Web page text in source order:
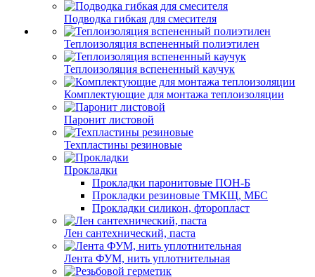
Подводка гибкая для смесителя
Теплоизоляция вспененный полиэтилен
Теплоизоляция вспененный каучук
Комплектующие для монтажа теплоизоляции
Паронит листовой
Техпластины резиновые
Прокладки
Прокладки паронитовые ПОН-Б
Прокладки резиновые ТМКЩ, МБС
Прокладки силикон, фторопласт
Лен сантехнический, паста
Лента ФУМ, нить уплотнительная